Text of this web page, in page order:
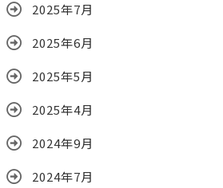
2025年7月
2025年6月
2025年5月
2025年4月
2024年9月
2024年7月